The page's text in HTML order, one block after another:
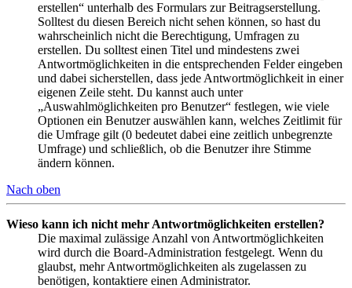
erstellen“ unterhalb des Formulars zur Beitragserstellung.
Solltest du diesen Bereich nicht sehen können, so hast du
wahrscheinlich nicht die Berechtigung, Umfragen zu
erstellen. Du solltest einen Titel und mindestens zwei
Antwortmöglichkeiten in die entsprechenden Felder eingeben
und dabei sicherstellen, dass jede Antwortmöglichkeit in einer
eigenen Zeile steht. Du kannst auch unter
„Auswahlmöglichkeiten pro Benutzer“ festlegen, wie viele
Optionen ein Benutzer auswählen kann, welches Zeitlimit für
die Umfrage gilt (0 bedeutet dabei eine zeitlich unbegrenzte
Umfrage) und schließlich, ob die Benutzer ihre Stimme
ändern können.
Nach oben
Wieso kann ich nicht mehr Antwortmöglichkeiten erstellen?
Die maximal zulässige Anzahl von Antwortmöglichkeiten
wird durch die Board-Administration festgelegt. Wenn du
glaubst, mehr Antwortmöglichkeiten als zugelassen zu
benötigen, kontaktiere einen Administrator.